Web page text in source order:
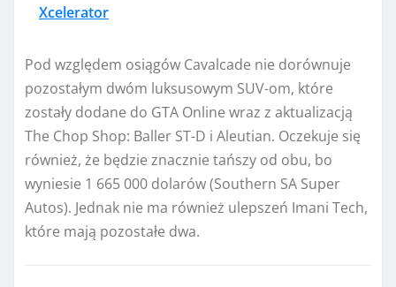
Xcelerator
Pod względem osiągów Cavalcade nie dorównuje
pozostałym dwóm luksusowym SUV-om, które
zostały dodane do GTA Online wraz z aktualizacją
The Chop Shop: Baller ST-D i Aleutian. Oczekuje się
również, że będzie znacznie tańszy od obu, bo
wyniesie 1 665 000 dolarów (Southern SA Super
Autos). Jednak nie ma również ulepszeń Imani Tech,
które mają pozostałe dwa.